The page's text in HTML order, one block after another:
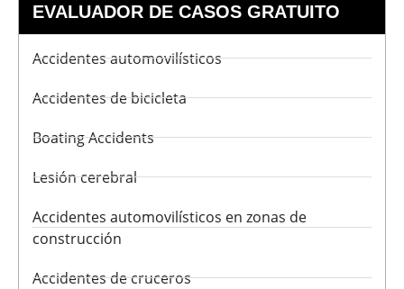
EVALUADOR DE CASOS GRATUITO
Accidentes automovilísticos
Accidentes de bicicleta
Boating Accidents
Lesión cerebral
Accidentes automovilísticos en zonas de
construcción
Accidentes de cruceros